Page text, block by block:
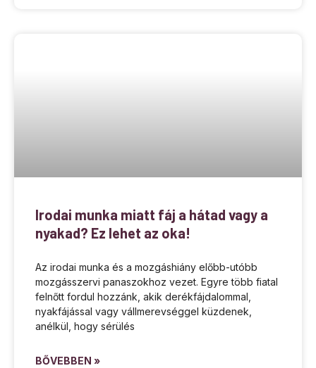
Irodai munka miatt fáj a hátad vagy a
nyakad? Ez lehet az oka!
Az irodai munka és a mozgáshiány előbb-utóbb
mozgásszervi panaszokhoz vezet. Egyre több fiatal
felnőtt fordul hozzánk, akik derékfájdalommal,
nyakfájással vagy vállmerevséggel küzdenek,
anélkül, hogy sérülés
BŐVEBBEN »